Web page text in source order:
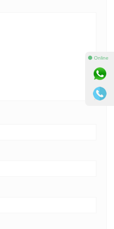
⚫ Online